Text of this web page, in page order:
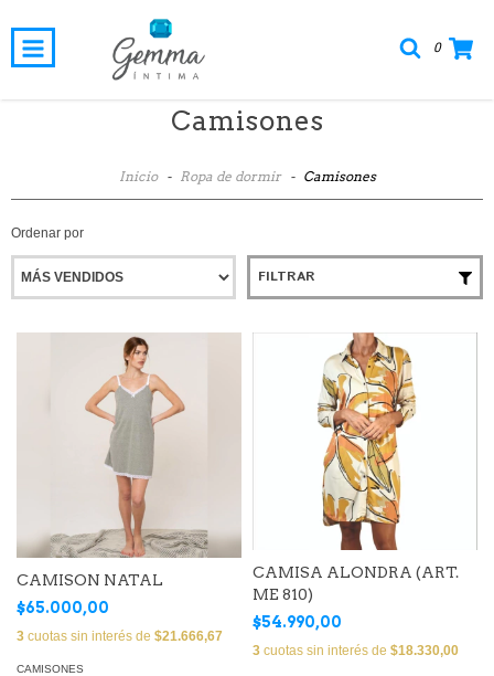
0
Camisones
Inicio - Ropa de dormir - Camisones
Ordenar por
FILTRAR
CAMISON NATAL
$65.000,00
3 cuotas sin interés de $21.666,67
CAMISONES
CAMISA ALONDRA (ART.
ME 810)
$54.990,00
3 cuotas sin interés de $18.330,00